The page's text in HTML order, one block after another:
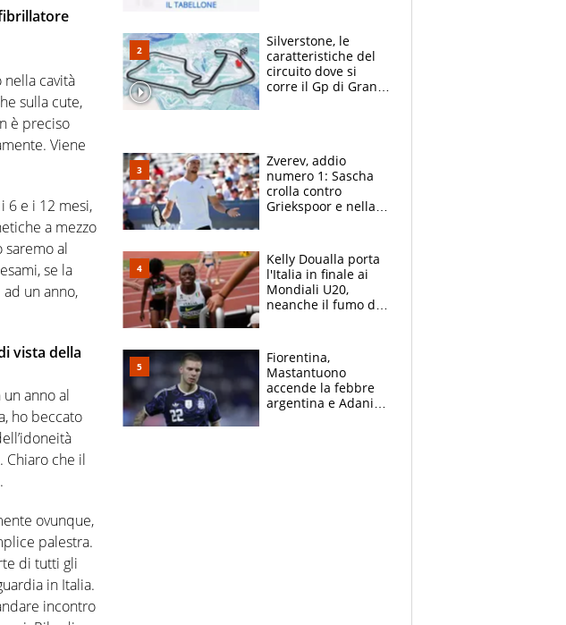
cavità
sulla cute,
è preciso
Viene
6 e i 12 mesi,
a mezzo
saremo al
se la
un anno,
vista della
anno al
ho beccato
Chiaro che il
ovunque,
palestra.
di tutti gli
in Italia.
incontro
Silverstone, le
caratteristiche del
circuito dove si
corre il Gp di Gran
Zverev, addio
numero 1: Sascha
crolla contro
Griekspoor e nella
terzo. Quanti malori
a Montreal
Kelly Doualla porta
l'Italia in finale ai
Mondiali U20,
neanche il fumo di
Fiorentina,
Mastantuono
accende la febbre
argentina e Adani